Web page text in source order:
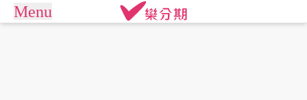
Menu